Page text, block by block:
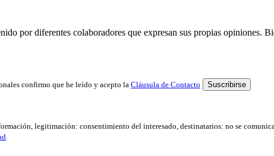
por diferentes colaboradores que expresan sus propias opiniones.
confirmo que he leído y acepto la Cláusula de Contacto
legitimación: consentimiento del interesado, destinatarios: no se
.